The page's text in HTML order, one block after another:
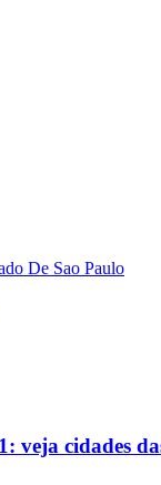
De Sao Paulo
veja cidades